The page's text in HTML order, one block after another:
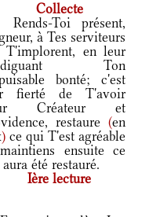
Collecte
Toi présent,
à Tes serviteurs
T'implorent, en leur
Ton
bonté; c'est
fierté de T'avoir
Créateur et
restaure (en
) ce qui T'est agréable
ensuite ce
été restauré.
Ière lecture